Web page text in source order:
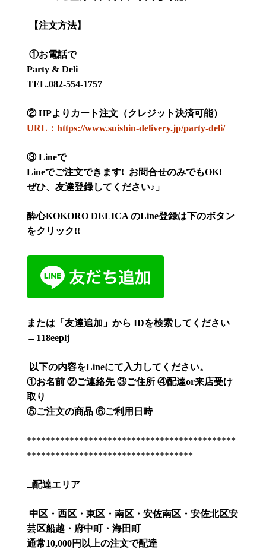
【注文方法】
①お電話で
Party & Deli
TEL.082-554-1757
②HPよりカート注文（クレジット決済可能）
URL：https://www.suishin-delivery.jp/party-deli/
③Lineで
Lineでご注文できます! お問合せのみでもOK!
ぜひ、友達登録してください♪ 」
酔心KOKORO DELICA のLine登録は下のボタン
をクリック!!
または「友達追加」から IDを検索してください
→118eeplj
以下の内容をLineにて入力してください。
①お名前 ②ご連絡先 ③ご住所 ④配達or来店受け
取り
⑤ご注文の商品 ⑥ご利用日時
********************************************
***********************************
□配達エリア
中区・西区・東区・南区・安佐南区・安佐北区安
芸区船越・府中町・海田町
通常10,000円以上の注文で配達